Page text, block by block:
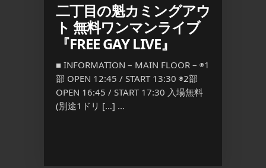
二丁目の魁カミングアウ
ト 無料ワンマンライブ
『FREE GAY LIVE』
■ INFORMATION – MAIN FLOOR – ◉1
部 OPEN 12:45 / START 13:30 ◉2部
OPEN 16:45 / START 17:30 入場無料
(別途1ドリ […] ...